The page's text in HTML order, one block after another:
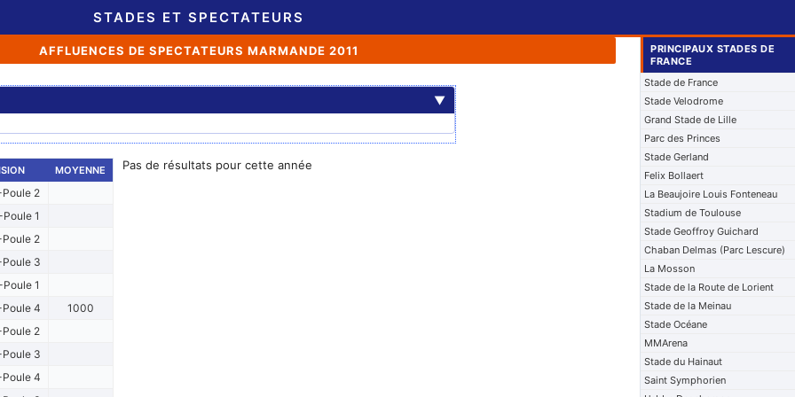
STADES ET SPECTATEURS
AFFLUENCES DE SPECTATEURS MARMANDE 2011
▼
MOYENNE
2
1
2
3
1
4
1000
2
3
4
Pas de résultats pour cette année
PRINCIPAUX STADES DE
FRANCE
Stade de France
Stade Velodrome
Grand Stade de Lille
Parc des Princes
Stade Gerland
Felix Bollaert
La Beaujoire Louis Fonteneau
Stadium de Toulouse
Stade Geoffroy Guichard
Chaban Delmas (Parc Lescure)
La Mosson
Stade de la Route de Lorient
Stade de la Meinau
Stade Océane
MMArena
Stade du Hainaut
Saint Symphorien